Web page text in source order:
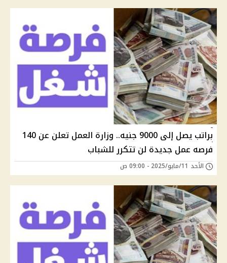
براتب يصل إلى 9000 جنيه.. وزارة العمل تعلن عن 140
فرصه عمل جديدة لن تتكرر للشباب
الأحد 11/مايو/2025 - 09:00 ص